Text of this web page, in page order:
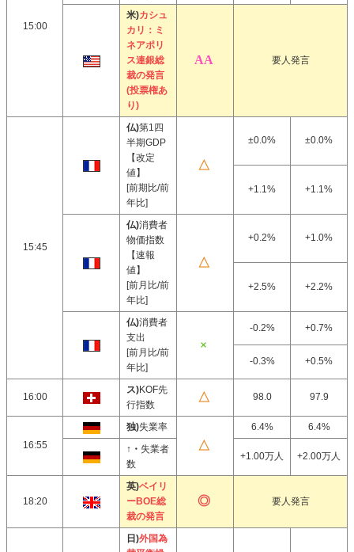
15:00
米)カシュ
カリ：ミ
ネアポリ
ス連銀総
裁の発言
(投票権あ
り)
要人発言
15:45
仏)第1四
半期GDP
【改定
値】
[前期比/前
年比]
±0.0% ±0.0%
+1.1% +1.1%
仏)消費者
物価指数
【速報
値】
[前月比/前
年比]
+0.2% +1.0%
+2.5% +2.2%
仏)消費者
支出
[前月比/前
年比]
-0.2% +0.7%
-0.3% +0.5%
16:00
ス)KOF先
行指数
98.0 97.9
16:55
独)失業率 6.4%
6.4%
↑・ 失業者
数
+1.00万人 +2.00万人
18:20
英)ベイリ
ーBOE総
裁の発言
要人発言
日)外国為